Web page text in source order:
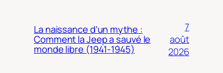
La naissance d’un mythe :
Comment la Jeep a sauvé le
monde libre (1941-1945)
7
août
2026